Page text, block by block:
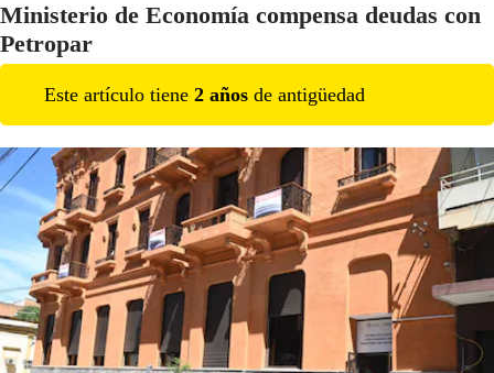
Ministerio de Economía compensa deudas con
Petropar
Este artículo tiene 2 años de antigüedad